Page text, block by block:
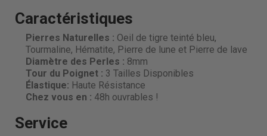
Caractéristiques
Pierres Naturelles : Oeil de tigre teinté bleu,
Tourmaline, Hématite, Pierre de lune et Pierre de lave
Diamètre des Perles : 8mm
Tour du Poignet : 3 Tailles Disponibles
Élastique: Haute Résistance
Chez vous en : 48h ouvrables !
Service